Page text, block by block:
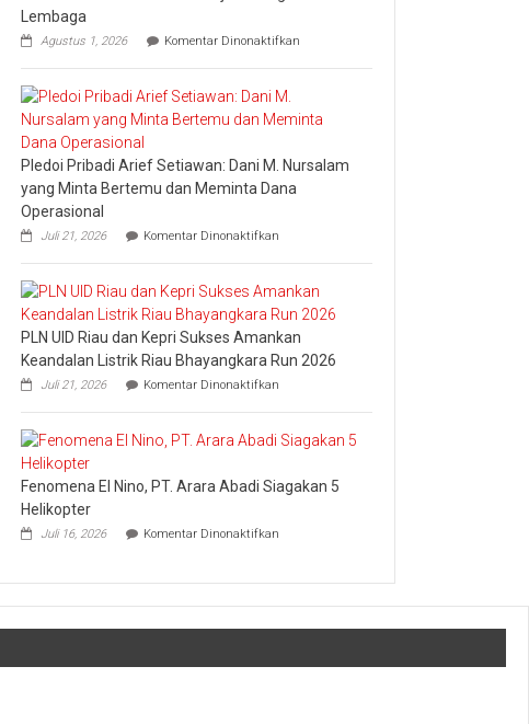
2026
Lembaga
Agustus 1, 2026 Komentar Dinonaktifkan
Bawaslu
Jajaran
Esensi
Lembaga
Pledoi Pribadi Arief Setiawan: Dani M. Nursalam
yang Minta Bertemu dan Meminta Dana
Operasional
Juli 21, 2026 Komentar Dinonaktifkan
Pribadi
Arief
Setiawan:
Dani
M.
Nursalam
yang
Meminta
PLN UID Riau dan Kepri Sukses Amankan
Keandalan Listrik Riau Bhayangkara Run 2026
Juli 21, 2026 Komentar Dinonaktifkan
UID
Riau
dan
Sukses
2026
Fenomena El Nino, PT. Arara Abadi Siagakan 5
Helikopter
Juli 16, 2026 Komentar Dinonaktifkan
Nino,
Abadi
5